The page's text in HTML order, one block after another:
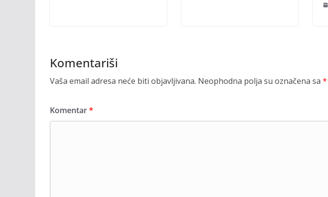
Komentariši
Vaša email adresa neće biti objavljivana. Neophodna polja su označena sa *
Komentar*